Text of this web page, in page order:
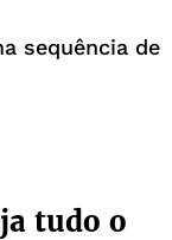
sequência de
tudo o